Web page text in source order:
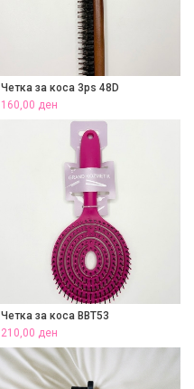
Четка за коса 3ps 48D
160,00 ден
Четка за коса BBT53
210,00 ден